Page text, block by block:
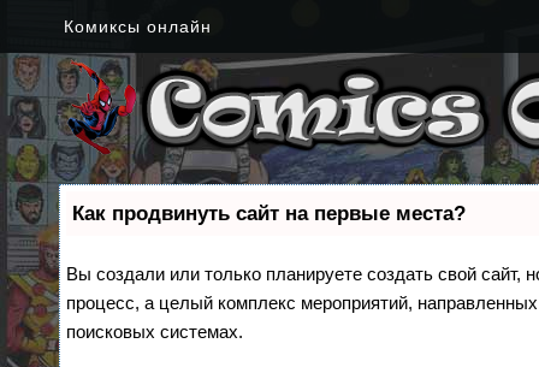
Комиксы онлайн
Как продвинуть сайт на первые места?
Вы создали или только планируете создать свой сайт,
процесс, а целый комплекс мероприятий,
поисковых системах.